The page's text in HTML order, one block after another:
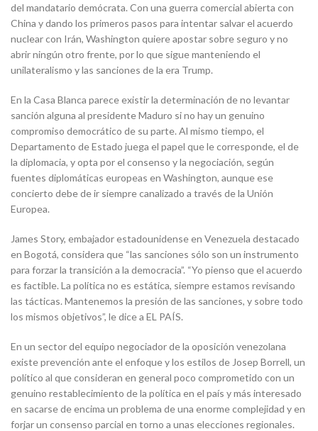
del mandatario demócrata. Con una guerra comercial abierta con
China y dando los primeros pasos para intentar salvar el acuerdo
nuclear con Irán, Washington quiere apostar sobre seguro y no
abrir ningún otro frente, por lo que sigue manteniendo el
unilateralismo y las sanciones de la era Trump.
En la Casa Blanca parece existir la determinación de no levantar
sanción alguna al presidente Maduro si no hay un genuino
compromiso democrático de su parte. Al mismo tiempo, el
Departamento de Estado juega el papel que le corresponde, el de
la diplomacia, y opta por el consenso y la negociación, según
fuentes diplomáticas europeas en Washington, aunque ese
concierto debe de ir siempre canalizado a través de la Unión
Europea.
James Story, embajador estadounidense en Venezuela destacado
en Bogotá, considera que “las sanciones sólo son un instrumento
para forzar la transición a la democracia”. “Yo pienso que el acuerdo
es factible. La política no es estática, siempre estamos revisando
las tácticas. Mantenemos la presión de las sanciones, y sobre todo
los mismos objetivos”, le dice a EL PAÍS.
En un sector del equipo negociador de la oposición venezolana
existe prevención ante el enfoque y los estilos de Josep Borrell, un
político al que consideran en general poco comprometido con un
genuino restablecimiento de la política en el país y más interesado
en sacarse de encima un problema de una enorme complejidad y en
forjar un consenso parcial en torno a unas elecciones regionales.